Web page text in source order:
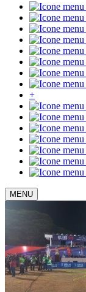
+
MENU